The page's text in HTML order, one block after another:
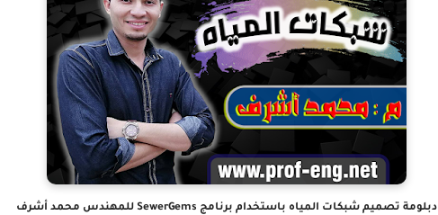
دبلومة تصميم شبكات المياه باستخدام برنامج SewerGems للمهندس محمد أشرف